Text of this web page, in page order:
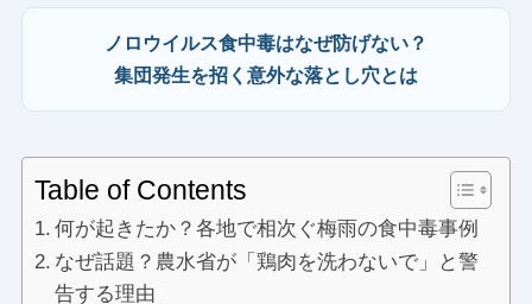
ノロウイルス食中毒はなぜ防げない？
集団発生を招く意外な落とし穴とは
Table of Contents
何が起きたか？各地で相次ぐ梅雨の食中毒事例
なぜ話題？農水省が「鶏肉を洗わないで」と警
告する理由